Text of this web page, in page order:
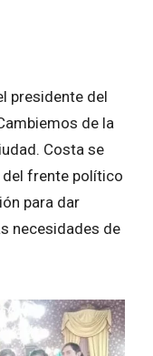
presidente del
de la
Costa se
frente político
para dar
necesidades de